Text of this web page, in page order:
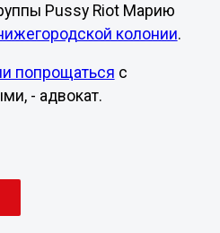
Pussy Riot Марию
колонии.
попрощаться с
- адвокат.